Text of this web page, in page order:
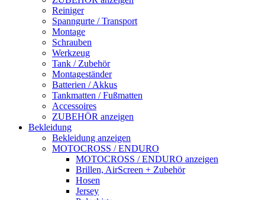
Reiniger
Spanngurte / Transport
Montage
Schrauben
Werkzeug
Tank / Zubehör
Montageständer
Batterien / Akkus
Tankmatten / Fußmatten
Accessoires
ZUBEHÖR anzeigen
Bekleidung
Bekleidung anzeigen
MOTOCROSS / ENDURO
MOTOCROSS / ENDURO anzeigen
Brillen, AirScreen + Zubehör
Hosen
Jersey